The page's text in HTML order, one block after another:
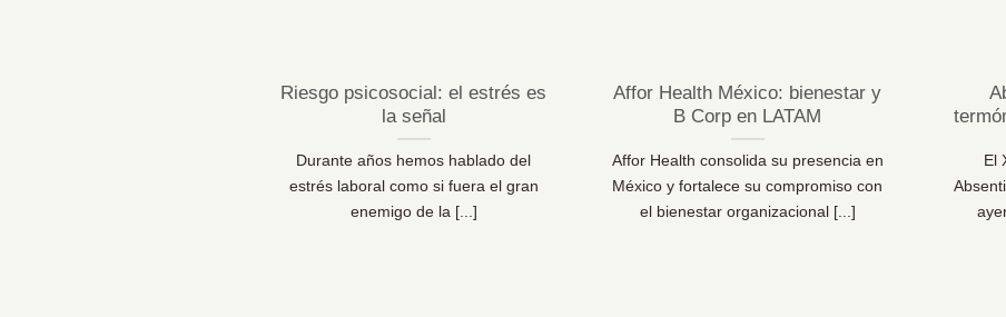
Riesgo psicosocial: el estrés es
la señal
Durante años hemos hablado del
estrés laboral como si fuera el gran
enemigo de la [...]
Affor Health México: bienestar y
B Corp en LATAM
Affor Health consolida su presencia en
México y fortalece su compromiso con
el bienestar organizacional [...]
El